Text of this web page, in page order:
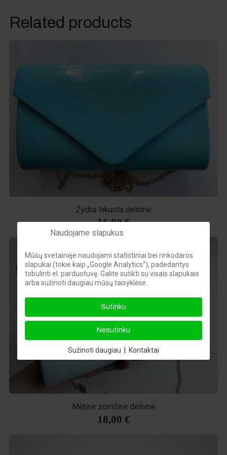
Related products
Žydra lakuota delninė
16,00 €
Mėtinė zomšinė delninė
18,00 €
Naudojame slapukus
Mūsų svetainėje naudojami statistiniai bei rinkodaros
slapukai (tokie kaip „Google Analytics“), padedantys
tobulinti el. parduotuvę. Galite sutikti su visais slapukais
arba sužinoti daugiau mūsų taisyklėse.
Sutinku
Nesutinku
Sužinoti daugiau | Kontaktai